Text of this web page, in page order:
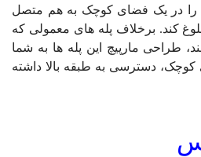
را در یک فضای کوچک به هم متصل
کند. برخلاف پله های معمولی که
طراحی مارپیچ این پله ها به شما
دسترسی به طبقه بالا داشته